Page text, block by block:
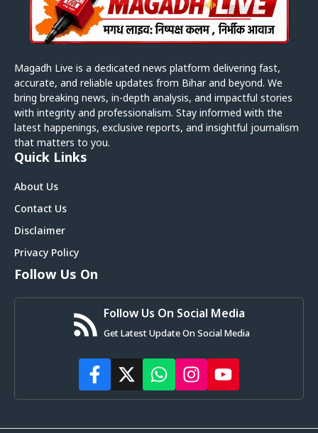
Magadh Live is a dedicated news platform delivering fast,
accurate, and reliable updates from Bihar and beyond. We
bring breaking news, in-depth analysis, and impactful stories
with integrity and professionalism. Stay informed with the
latest happenings, exclusive reports, and insightful journalism
that matters to you.
Quick Links
About Us
Contact Us
Disclaimer
Privacy Policy
Follow Us On
Follow Us On Social Media
Get Latest Update On Social Media